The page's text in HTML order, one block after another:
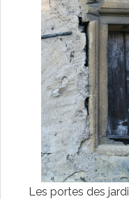
Les portes des